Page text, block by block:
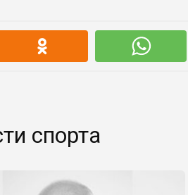
спорта